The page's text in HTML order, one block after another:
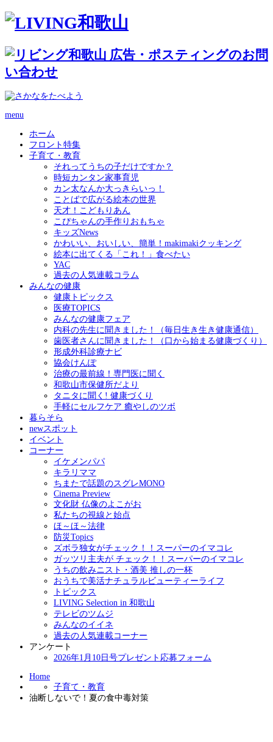
menu
ホーム
フロント特集
子育て・教育
それってうちの子だけですか？
時短カンタン家事育児
カン太なんか大っきらいっ！
ことばで広がる絵本の世界
天才！こどもりあん
こぴちゃんの手作りおもちゃ
キッズNews
かわいい、おいしい、簡単！makimakiクッキング
絵本に出てくる「これ！」食べたい
YAC
過去の人気連載コラム
みんなの健康
健康トピックス
医療TOPICS
みんなの健康フェア
内科の先生に聞きました！（毎日生き生き健康通信）
歯医者さんに聞きました！（口から始まる健康づくり）
形成外科診療ナビ
協会けんぽ
治療の最前線！専門医に聞く
和歌山市保健所だより
タニタに聞く! 健康づくり
手軽にセルフケア 癒やしのツボ
暮らそら
newスポット
イベント
コーナー
イケメンパパ
キラリママ
ちまたで話題のスグレMONO
Cinema Preview
文化財 仏像のよこがお
私たちの視線と始点
ほ～ほ～法律
防災Topics
ズボラ独女がチェック！！スーパーのイマコレ
ガッツリ主夫が チェック！！スーパーのイマコレ
うちの飲みニスト・酒美 推しの一杯
おうちで美活ナチュラルビューティーライフ
トピックス
LIVING Selection in 和歌山
テレビのツムジ
みんなのイイネ
過去の人気連載コーナー
アンケート
2026年1月10日号プレゼント応募フォーム
Home
子育て・教育
油断しないで！夏の食中毒対策